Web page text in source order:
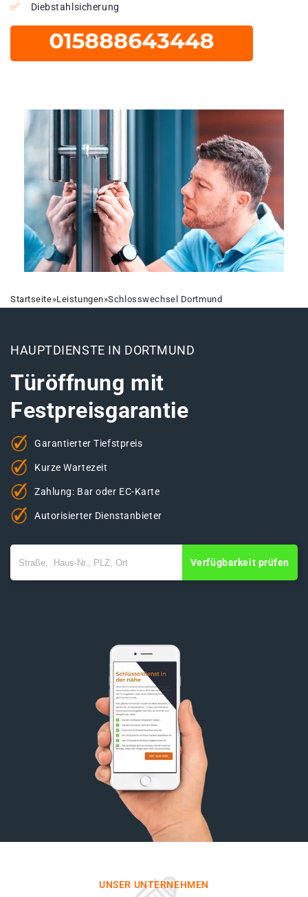
Diebstahlsicherung
Startseite»Leistungen»Schlosswechsel Dortmund
HAUPTDIENSTE IN DORTMUND
Türöffnung mit
Festpreisgarantie
Garantierter Tiefstpreis
Kurze Wartezeit
Zahlung: Bar oder EC-Karte
Autorisierter Dienstanbieter
Verfügbarkeit prüfen
UNSER UNTERNEHMEN